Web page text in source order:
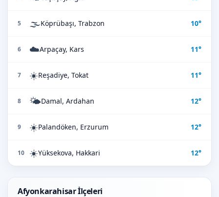
5 🌫️Köprübaşı, Trabzon 10°
6 ☁️Arpaçay, Kars 11°
7 ☀️Reşadiye, Tokat 11°
8 🌤️Damal, Ardahan 12°
9 ☀️Palandöken, Erzurum 12°
10 ☀️Yüksekova, Hakkari 12°
Afyonkarahisar İlçeleri